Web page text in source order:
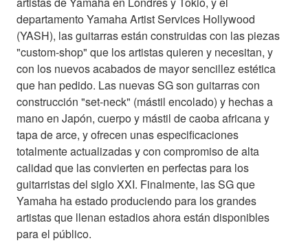
departamento Yamaha Artist Services Hollywood
(YASH), las guitarras están construidas con las piezas
"custom-shop" que los artistas quieren y necesitan, y
con los nuevos acabados de mayor sencillez estética
que han pedido. Las nuevas SG son guitarras con
construcción "set-neck" (mástil encolado) y hechas a
mano en Japón, cuerpo y mástil de caoba africana y
tapa de arce, y ofrecen unas especificaciones
totalmente actualizadas y con compromiso de alta
calidad que las convierten en perfectas para los
guitarristas del siglo XXI. Finalmente, las SG que
Yamaha ha estado produciendo para los grandes
artistas que llenan estadios ahora están disponibles
para el público.